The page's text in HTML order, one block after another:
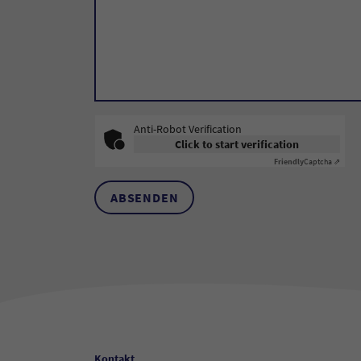
Anti-Robot Verification
Click to start verification
FriendlyCaptcha ⇗
ABSENDEN